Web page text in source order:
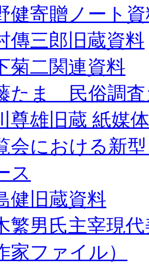
健寄贈ノート
傳三郎旧蔵資料
菊二関連資料
たま 民俗調査
尊雄旧蔵 紙媒
会における新
ス
健旧蔵資料
繁男氏主宰現
家ファイル）